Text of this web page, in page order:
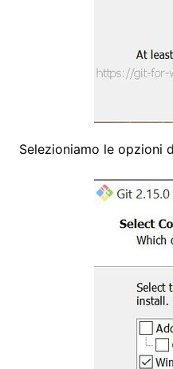
Selezioniamo le opzioni